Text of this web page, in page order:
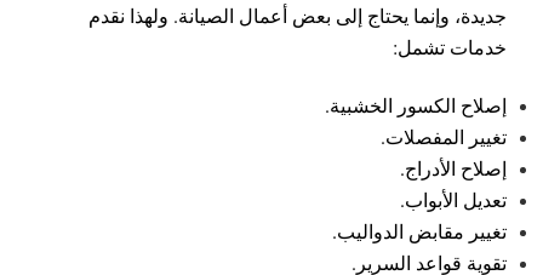
جديدة، وإنما يحتاج إلى بعض أعمال الصيانة. ولهذا نقدم
خدمات تشمل:
إصلاح الكسور الخشبية.
تغيير المفصلات.
إصلاح الأدراج.
تعديل الأبواب.
تغيير مقابض الدواليب.
تقوية قواعد السرير.